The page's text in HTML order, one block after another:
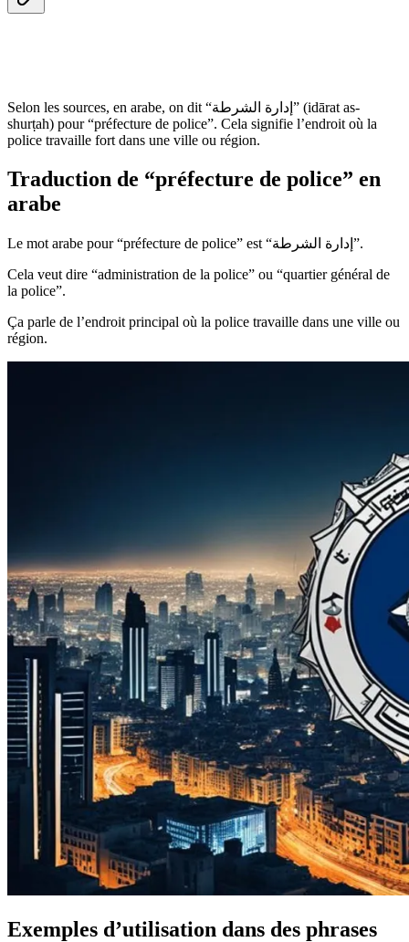
Selon les sources, en arabe, on dit “إدارة الشرطة” (idārat as-
shurṭah) pour “préfecture de police”. Cela signifie l’endroit où la
police travaille fort dans une ville ou région.
Traduction de “préfecture de police” en
arabe
Le mot arabe pour “préfecture de police” est “إدارة الشرطة”.
Cela veut dire “administration de la police” ou “quartier général de
la police”.
Ça parle de l’endroit principal où la police travaille dans une ville ou
région.
Exemples d’utilisation dans des phrases